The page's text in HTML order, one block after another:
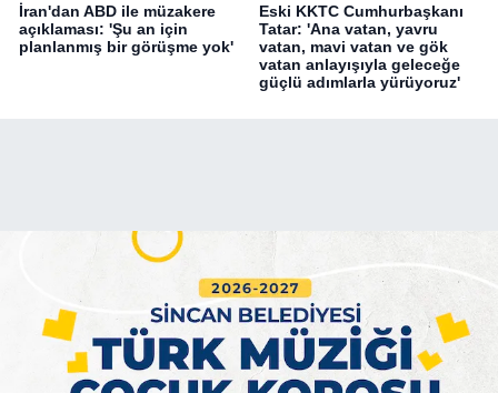
İran'dan ABD ile müzakere
açıklaması: 'Şu an için
planlanmış bir görüşme yok'
Eski KKTC Cumhurbaşkanı
Tatar: 'Ana vatan, yavru
vatan, mavi vatan ve gök
vatan anlayışıyla geleceğe
güçlü adımlarla yürüyoruz'